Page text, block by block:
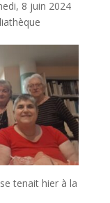
8 juin 2024
tenait hier à la